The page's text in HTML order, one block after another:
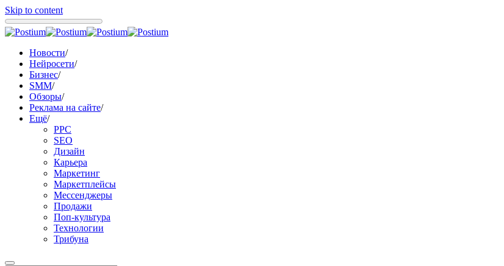
Skip to content
Новости/
Нейросети/
Бизнес/
SMM/
Обзоры/
Реклама на сайте/
Ещё/
PPC
SEO
Дизайн
Карьера
Маркетинг
Маркетплейсы
Мессенджеры
Продажи
Поп-культура
Технологии
Трибуна